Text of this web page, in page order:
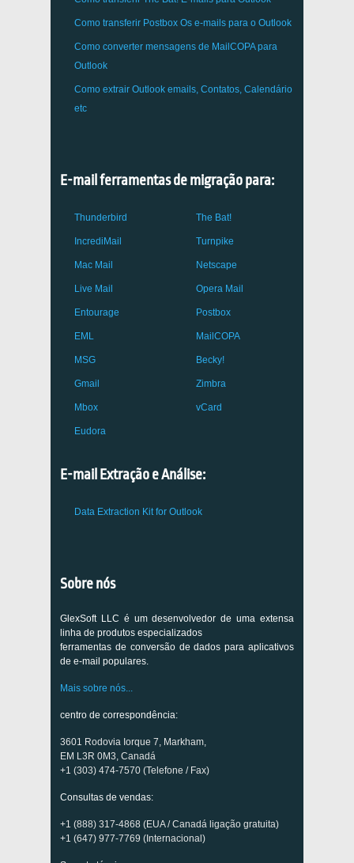
Como transferir Postbox Os e-mails para o Outlook
Como converter mensagens de MailCOPApara
Outlook
Como extrair Outlook emails, Contatos, Calendário
etc
E-mail ferramentas de migração para:
Thunderbird
IncrediMail
Mac Mail
Live Mail
Entourage
EML
MSG
Gmail
Mbox
Eudora
The Bat!
Turnpike
Netscape
Opera Mail
Postbox
MailCOPA
Becky!
Zimbra
vCard
E-mail Extração e Análise:
Data Extraction Kit for Outlook
Sobre nós
GlexSoft LLC é um desenvolvedor de uma extensa
linha de produtos especializados
ferramentas de conversão de dados para aplicativos
de e-mail populares.
Mais sobre nós...
centro de correspondência:
3601 Rodovia Iorque 7, Markham,
EM L3R 0M3, Canadá
+1 (303) 474-7570 (Telefone / Fax)
Consultas de vendas:
+1 (888) 317-4868 (EUA / Canadá ligação gratuita)
+1 (647) 977-7769 (Internacional)